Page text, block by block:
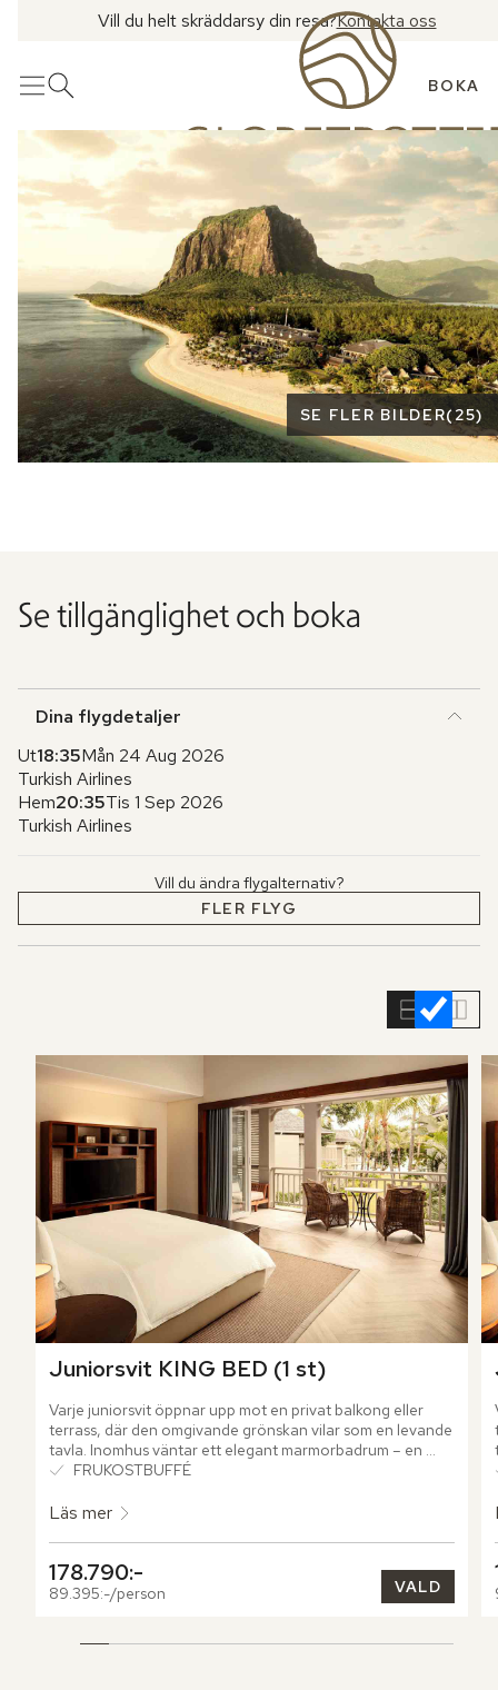
Vill du helt skräddarsy din resa?Kontakta oss
MenyÖppna sök BOKA
Se fler bilder
SE FLER BILDER(25)
Se tillgänglighet och boka
Dina flygdetaljer
Ut18:35Mån 24 Aug 2026
Turkish Airlines
Hem20:35Tis 1 Sep 2026
Turkish Airlines
Vill du ändra flygalternativ?
FLER FLYG
Juniorsvit KING BED (1 st)
Varje juniorsvit öppnar upp mot en privat balkong eller
terrass, där den omgivande grönskan vilar som en levande
tavla. Inomhus väntar ett elegant marmorbadrum – en
plats där både kropp och sinne får ny energi.
FRUKOSTBUFFÉ
Läs mer
178.790:-
89.395:-/person VALD